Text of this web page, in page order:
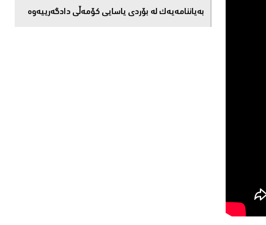
بەیاننامەیەک لە بۆردی یاسایی کۆمەڵی دادگەرییەوە